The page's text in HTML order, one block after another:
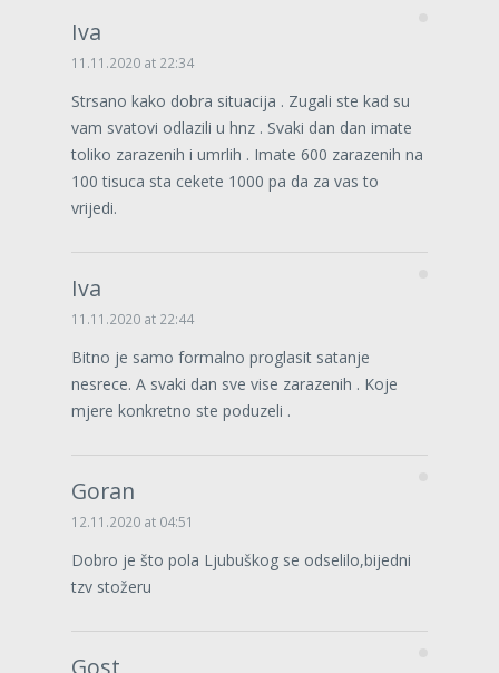
Iva
11.11.2020 at 22:34
Strsano kako dobra situacija . Zugali ste kad su
vam svatovi odlazili u hnz . Svaki dan dan imate
toliko zarazenih i umrlih . Imate 600 zarazenih na
100 tisuca sta cekete 1000 pa da za vas to
vrijedi.
Iva
11.11.2020 at 22:44
Bitno je samo formalno proglasit satanje
nesrece. A svaki dan sve vise zarazenih . Koje
mjere konkretno ste poduzeli .
Goran
12.11.2020 at 04:51
Dobro je što pola Ljubuškog se odselilo,bijedni
tzv stožeru
Gost